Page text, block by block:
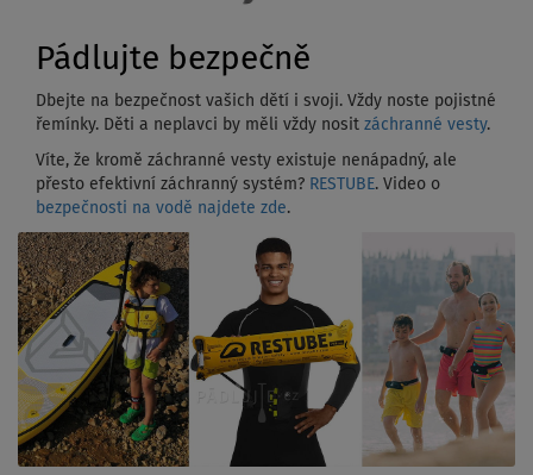
Pádlujte bezpečně
Dbejte na bezpečnost vašich dětí i svoji. Vždy noste pojistné
řemínky. Děti a neplavci by měli vždy nosit záchranné vesty.
Víte, že kromě záchranné vesty existuje nenápadný, ale
přesto efektivní záchranný systém? RESTUBE. Video o
bezpečnosti na vodě najdete zde.